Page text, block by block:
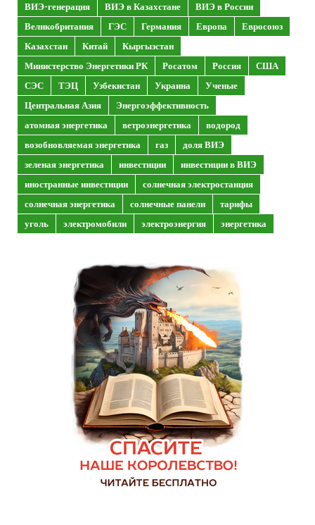
ВИЭ-генерация
ВИЭ в Казахстане
ВИЭ в России
Великобритания
ГЭС Германия Европа
Евросоюз
Казахстан
Китай
Кыргызстан
Министерство Энергетики РК
Росатом Россия
США
СЭС
ТЭЦ Узбекистан Украина
Ученые
Центральная Азия
Энергоэффективность
атомная энергетика
ветроэнергетика
водород
возобновляемая энергетика
газ
доля ВИЭ
зеленая энергетика
инвестиции
инвестиции в ВИЭ
иностранные инвестиции
солнечная электростанция
солнечная энергетика
солнечные панели
тарифы
уголь
электромобили электроэнергия энергетика